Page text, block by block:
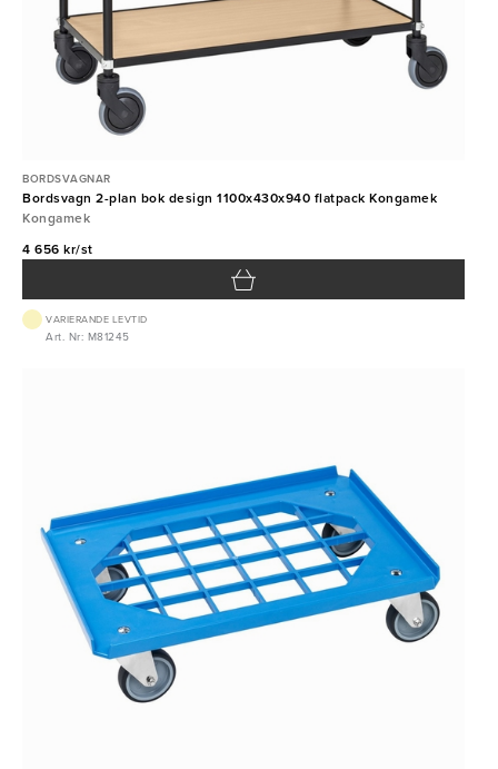
BORDSVAGNAR
Bordsvagn 2-plan bok design 1100x430x940 flatpack Kongamek
Kongamek
4 656 kr/st
VARIERANDE LEVTID
Art. Nr: M81245